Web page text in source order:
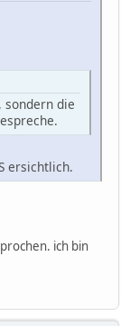
sondern die
ersichtlich.
ich bin